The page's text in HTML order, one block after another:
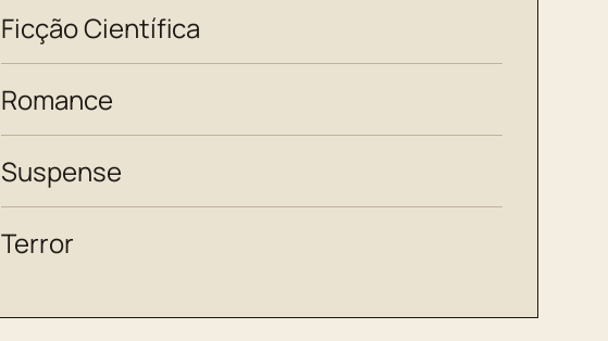
Ficção Científica
Romance
Suspense
Terror